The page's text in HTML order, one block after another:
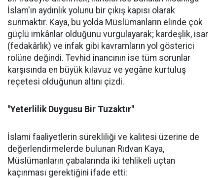
İslam'ın aydınlık yolunu bir çıkış kapısı olarak
sunmaktır. Kaya, bu yolda Müslümanların elinde çok
güçlü imkânlar olduğunu vurgulayarak; kardeşlik, isar
(fedakârlık) ve infak gibi kavramların yol gösterici
rolüne değindi. Tevhid inancının ise tüm sorunlar
karşısında en büyük kılavuz ve yegâne kurtuluş
reçetesi olduğunun altını çizdi.
"Yeterlilik Duygusu Bir Tuzaktır"
İslami faaliyetlerin sürekliliği ve kalitesi üzerine de
değerlendirmelerde bulunan Rıdvan Kaya,
Müslümanların çabalarında iki tehlikeli uçtan
kaçınması gerektiğini ifade etti: